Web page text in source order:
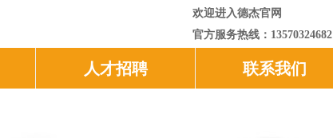
欢迎进入德杰官网
官方服务热线：13570324682
人才招聘 联系我们